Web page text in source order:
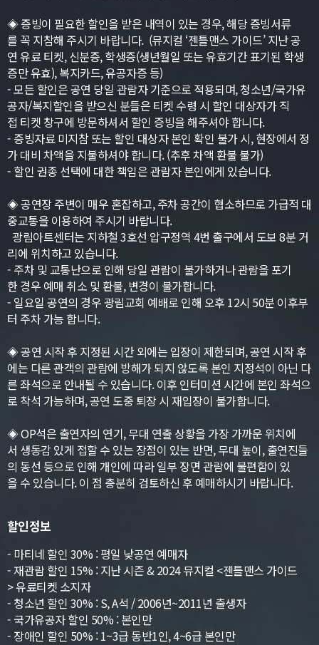
◈ 증빙이 필요한 할인을 받은 내역이 있는 경우, 해당 증빙서류
를 꼭 지참해 주시기 바랍니다. (뮤지컬 ‘젠틀맨스 가이드’ 지난 공
연 유료 티켓, 신분증, 학생증(생년월일 또는 유효기간 표기된 학생
증만 유효), 복지카드, 유공자증 등)
- 모든 할인은 공연 당일 관람자 기준으로 적용되며, 청소년/국가유
공자/복지할인을 받으신 분들은 티켓 수령 시 할인 대상자가 직
접 티켓 창구에 방문하셔서 할인 증빙을 해주셔야 합니다.
- 증빙자료 미지참 또는 할인 대상자 본인 확인 불가 시, 현장에서 정
가 대비 차액을 지불하셔야 합니다. (추후 차액 환불 불가)
- 할인 권종 선택에 대한 책임은 관람자 본인에게 있습니다.
◈ 공연장 주변이 매우 혼잡하고, 주차 공간이 협소하므로 가급적 대
중교통을 이용하여 주시기 바랍니다.
광림아트센터는 지하철 3호선 압구정역 4번 출구에서 도보 8분 거
리에 위치하고 있습니다.
- 주차 및 교통난으로 인해 당일 관람이 불가하거나 관람을 포기
한 경우 예매 취소 및 환불, 변경이 불가합니다.
- 일요일 공연의 경우 광림교회 예배로 인해 오후 12시 50분 이후부
터 주차 가능 합니다.
◈ 공연 시작 후 지정된 시간 외에는 입장이 제한되며, 공연 시작 후
에는 다른 관객의 관람에 방해가 되지 않도록 본인 지정석이 아닌 다
른 좌석으로 안내될 수 있습니다. 이후 인터미션 시간에 본인 좌석으
로 착석 가능하며, 공연 도중 퇴장 시 재입장이 불가합니다.
◈ OP석은 출연자의 연기, 무대 연출 상황을 가장 가까운 위치에
서 생동감 있게 접할 수 있는 장점이 있는 반면, 무대 높이, 출연진들
의 동선 등으로 인해 개인에 따라 일부 장면 관람에 불편함이 있
을 수 있습니다. 이 점 충분히 검토하신 후 예매하시기 바랍니다.
할인정보
- 마티네 할인 30% : 평일 낮공연 예매자
- 재관람 할인 15% : 지난 시즌 & 2024 뮤지컬 <젠틀맨스 가이드
> 유료티켓 소지자
- 청소년 할인 30% : S, A석 / 2006년~2011년 출생자
- 국가유공자 할인 50% : 본인만
- 장애인 할인 50% : 1~3급 동반1인, 4~6급 본인만